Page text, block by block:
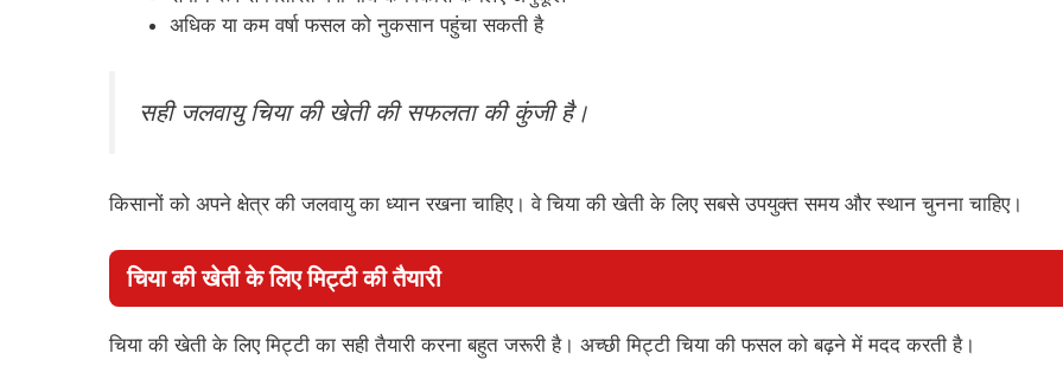
अधिक या कम वर्षा फसल को नुकसान पहुंचा सकती है
सही जलवायु चिया की खेती की सफलता की कुंजी है।
किसानों को अपने क्षेत्र की जलवायु का ध्यान रखना चाहिए। वे चिया की खेती के लिए सबसे उपयुक्त समय और स्थान चुनना चाहिए।
चिया की खेती के लिए मिट्टी की तैयारी
चिया की खेती के लिए मिट्टी का सही तैयारी करना बहुत जरूरी है। अच्छी मिट्टी चिया की फसल को बढ़ने में मदद करती है।